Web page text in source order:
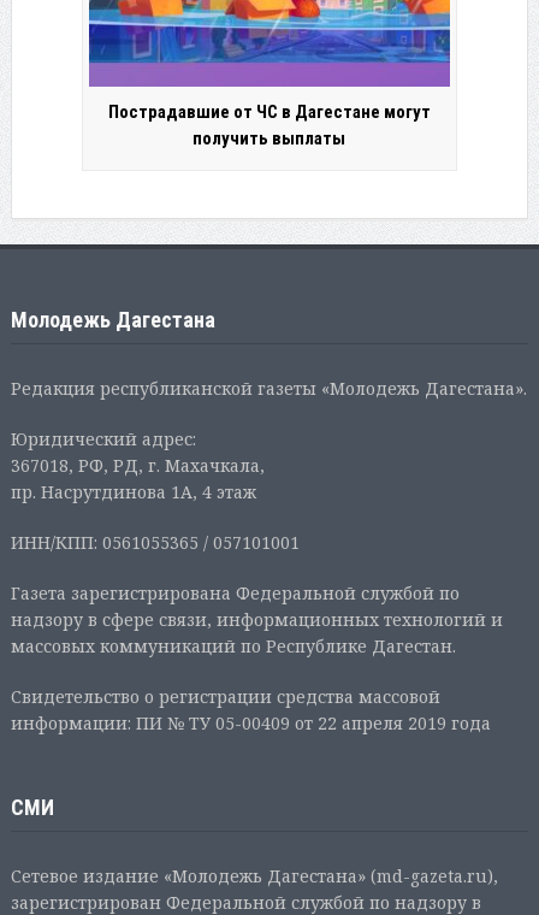
Пострадавшие от ЧС в Дагестане могут
получить выплаты
Молодежь Дагестана
Редакция республиканской газеты «Молодежь Дагестана».
Юридический адрес:
367018, РФ, РД, г. Махачкала,
пр. Насрутдинова 1А, 4 этаж
ИНН/КПП: 0561055365 / 057101001
Газета зарегистрирована Федеральной службой по
надзору в сфере связи, информационных технологий и
массовых коммуникаций по Республике Дагестан.
Свидетельство о регистрации средства массовой
информации: ПИ № ТУ 05-00409 от 22 апреля 2019 года
СМИ
Сетевое издание «Молодежь Дагестана» (md-gazeta.ru),
зарегистрирован Федеральной службой по надзору в